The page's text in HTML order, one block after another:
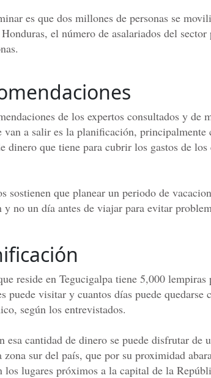
es que dos millones de personas se
el número de asalariados del
de los expertos consultados y de
van a salir es la planificación, principalmente
dinero que tiene para cubrir los gastos de los
sostienen que planear un periodo de
no un día antes de viajar para evitar
reside en Tegucigalpa tiene 5,000 lempiras
puede visitar y cuantos días puede
según los entrevistados.
esa cantidad de dinero se puede disfrutar de
zona sur del país, que por su proximidad
los lugares próximos a la capital de la